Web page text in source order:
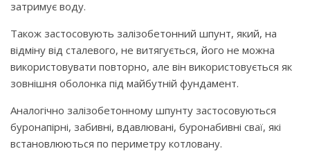
затримує воду.
Також застосовують залізобетонний шпунт, який, на
відміну від сталевого, не витягується, його не можна
використовувати повторно, але він використовується як
зовнішня оболонка під майбутній фундамент.
Аналогічно залізобетонному шпунту застосовуються
буронапірні, забивні, вдавлювані, буронабивні сваї, які
встановлюються по периметру котловану.